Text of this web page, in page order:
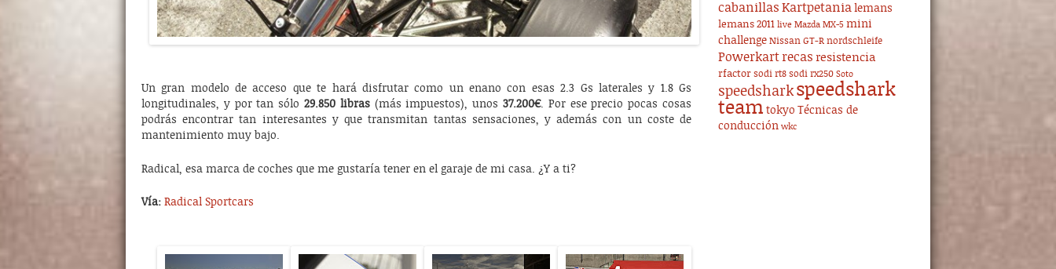
Un gran modelo de acceso que te hará disfrutar como un enano con esas 2.3 Gs laterales y 1.8 Gs
longitudinales, y por tan sólo 29.850 libras(más impuestos), unos37.200€. Por ese precio pocas cosas
podrás encontrar tan interesantes y que transmitan tantas sensaciones, y además con un coste de
mantenimiento muy bajo.
Radical, esa marca de coches que me gustaría tener en el garaje de mi casa. ¿Y a ti?
Vía: Radical Sportcars
cabanillas Kartpetanialemans
lemans 2011 live Mazda MX-5 mini
challenge Nissan GT-R nordschleife
Powerkart recas resistencia
rfactor sodi rt8 sodi rx250 Soto
speedshark speedshark
team tokyo Técnicas de
conducción wkc